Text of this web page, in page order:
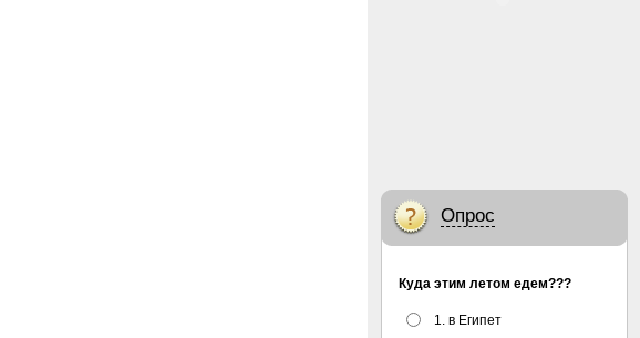
Опрос
Куда этим летом едем???
1. в Египет